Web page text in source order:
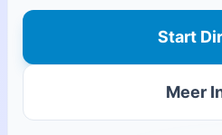
Start
Meer